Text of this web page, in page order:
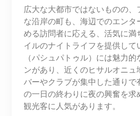
広大な大都市ではないものの、
な沿岸の町も、海辺でのエン
める訪問者に応える、活気に満
イルのナイトライフを提供して
（パシュパトゥル）には魅力
ンがあり、近くのヒサルオニュ
バーやクラブが集中した通りで
の一日の終わりに夜の興奮を求
観光客に人気があります。